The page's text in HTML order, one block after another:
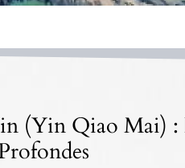
(Yin Qiao Mai) :